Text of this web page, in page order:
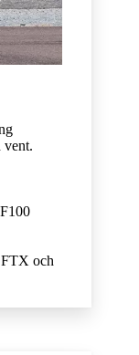
vent.
och